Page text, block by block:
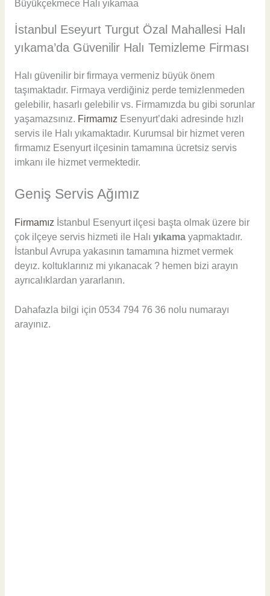
Büyükçekmece Halı yıkamaa
İstanbul Eseyurt Turgut Özal Mahallesi Halı
yıkama’da Güvenilir Halı Temizleme Firması
Halı güvenilir bir firmaya vermeniz büyük önem
taşımaktadır. Firmaya verdiğiniz perde temizlenmeden
gelebilir, hasarlı gelebilir vs. Firmamızda bu gibi sorunlar
yaşamazsınız. Firmamız Esenyurt’daki adresinde hızlı
servis ile Halı yıkamaktadır. Kurumsal bir hizmet veren
firmamız Esenyurt ilçesinin tamamına ücretsiz servis
imkanı ile hizmet vermektedir.
Geniş Servis Ağımız
Firmamız İstanbul Esenyurt ilçesi başta olmak üzere bir
çok ilçeye servis hizmeti ile Halı yıkamayapmaktadır.
İstanbul Avrupa yakasının tamamına hizmet vermek
deyız. koltuklarınız mi yıkanacak ? hemen bizi arayın
ayrıcalıklardan yararlanın.
Dahafazla bilgi için 0534 794 76 36 nolu numarayı
arayınız.